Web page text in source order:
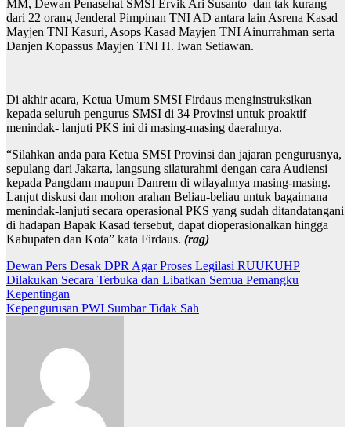
MM, Dewan Penasehat SMSI Ervik Ari Susanto dan tak kurang
dari 22 orang Jenderal Pimpinan TNI AD antara lain Asrena Kasad
Mayjen TNI Kasuri, Asops Kasad Mayjen TNI Ainurrahman serta
Danjen Kopassus Mayjen TNI H. Iwan Setiawan.
Di akhir acara, Ketua Umum SMSI Firdaus menginstruksikan
kepada seluruh pengurus SMSI di 34 Provinsi untuk proaktif
menindak- lanjuti PKS ini di masing-masing daerahnya.
“Silahkan anda para Ketua SMSI Provinsi dan jajaran pengurusnya,
sepulang dari Jakarta, langsung silaturahmi dengan cara Audiensi
kepada Pangdam maupun Danrem di wilayahnya masing-masing.
Lanjut diskusi dan mohon arahan Beliau-beliau untuk bagaimana
menindak-lanjuti secara operasional PKS yang sudah ditandatangani
di hadapan Bapak Kasad tersebut, dapat dioperasionalkan hingga
Kabupaten dan Kota” kata Firdaus. (rag)
N
a
v
Dewan Pers Desak DPR Agar Proses Legilasi RUUKUHP
Dilakukan Secara Terbuka dan Libatkan Semua Pemangku
Kepentingan
Kepengurusan PWI Sumbar Tidak Sah